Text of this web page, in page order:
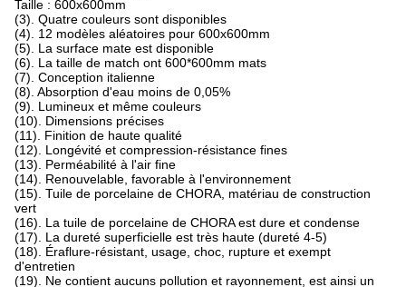
Taille : 600x600mm
(3). Quatre couleurs sont disponibles
(4). 12 modèles aléatoires pour 600x600mm
(5). La surface mate est disponible
(6). La taille de match ont 600*600mm mats
(7). Conception italienne
(8). Absorption d'eau moins de 0,05%
(9). Lumineux et même couleurs
(10). Dimensions précises
(11). Finition de haute qualité
(12). Longévité et compression-résistance fines
(13). Perméabilité à l'air fine
(14). Renouvelable, favorable à l'environnement
(15). Tuile de porcelaine de CHORA, matériau de construction
vert
(16). La tuile de porcelaine de CHORA est dure et condense
(17). La dureté superficielle est très haute (dureté 4-5)
(18). Éraflure-résistant, usage, choc, rupture et exempt
d'entretien
(19). Ne contient aucuns pollution et rayonnement, est ainsi un